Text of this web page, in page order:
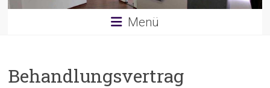
Menü
Behandlungsvertrag